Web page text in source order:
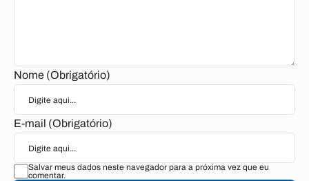
Nome (Obrigatório)
E-mail (Obrigatório)
Salvar meus dados neste navegador para a próxima vez que eu
comentar.